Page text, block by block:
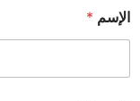
الإسم *